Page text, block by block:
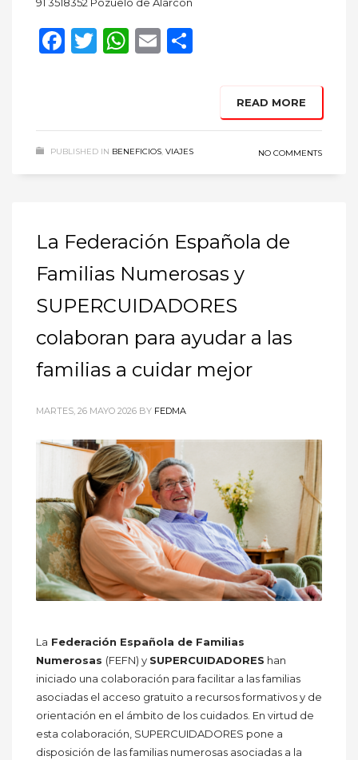
Facebook
Twitter
WhatsApp
Email
READ MORE
PUBLISHED IN BENEFICIOS, VIAJES NO COMMENTS
La Federación Española de
Familias Numerosas y
SUPERCUIDADORES
colaboran para ayudar a las
familias a cuidar mejor
MARTES, 26 MAYO 2026 BY FEDMA
La Federación Española de Familias
Numerosas (FEFN) y SUPERCUIDADORES han
iniciado una colaboración para facilitar a las familias
asociadas el acceso gratuito a recursos formativos y de
orientación en el ámbito de los cuidados. En virtud de
esta colaboración, SUPERCUIDADORES pone a
disposición de las familias numerosas asociadas a la